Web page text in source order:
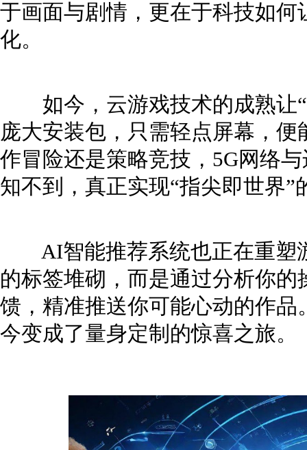
于画面与剧情，更在于科技如
化。
如今，云游戏技术的成熟让“
庞大安装包，只需轻点屏幕，
作冒险还是策略竞技，5G网络
知不到，真正实现“指尖即世界”
AI智能推荐系统也正在重塑
的标签堆砌，而是通过分析你
馈，精准推送你可能心动的作
今变成了量身定制的惊喜之旅。